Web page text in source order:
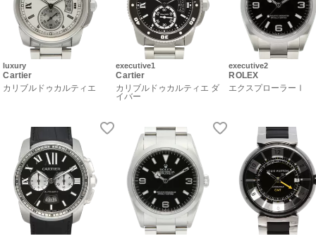
luxury
Cartier
カリブルドゥカルティエ
executive1
Cartier
カリブルドゥカルティエ ダ
イバー
executive2
ROLEX
エクスプローラーⅠ